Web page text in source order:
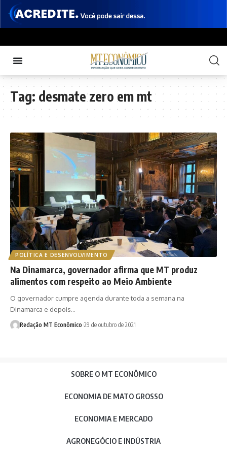
Tag: desmate zero em mt
POLÍTICA E DESENVOLVIMENTO
Na Dinamarca, governador afirma que MT produz
alimentos com respeito ao Meio Ambiente
O governador cumpre agenda durante toda a semana na
Dinamarca e depois…
Redação MT Econômico 29 de outubro de 2021
SOBRE O MT ECONÔMICO
ECONOMIA DE MATO GROSSO
ECONOMIA E MERCADO
AGRONEGÓCIO E INDÚSTRIA